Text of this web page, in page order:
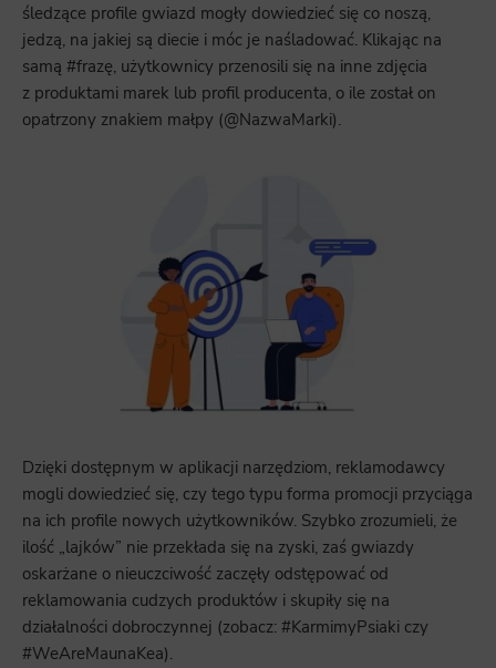
śledzące profile gwiazd mogły dowiedzieć się co noszą,
jedzą, na jakiej są diecie i móc je naśladować. Klikając na
samą #frazę, użytkownicy przenosili się na inne zdjęcia
z produktami marek lub profil producenta, o ile został on
opatrzony znakiem małpy (@NazwaMarki).
Dzięki dostępnym w aplikacji narzędziom, reklamodawcy
mogli dowiedzieć się, czy tego typu forma promocji przyciąga
na ich profile nowych użytkowników. Szybko zrozumieli, że
ilość „lajków” nie przekłada się na zyski, zaś gwiazdy
oskarżane o nieuczciwość zaczęły odstępować od
reklamowania cudzych produktów i skupiły się na
działalności dobroczynnej (zobacz: #KarmimyPsiaki czy
#WeAreMaunaKea).